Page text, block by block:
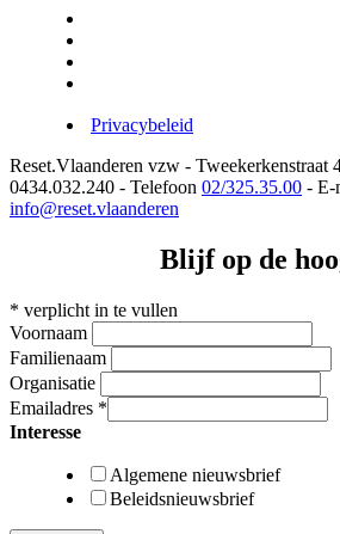
Privacybeleid
Reset.Vlaanderen vzw - Tweekerkenstraat
0434.032.240 - Telefoon 02/325.35.00 - E-
info@reset.vlaanderen
Blijf op de
* verplicht in te vullen
Voornaam
Familienaam
Organisatie
Emailadres *
Interesse
Algemene nieuwsbrief
Beleidsnieuwsbrief